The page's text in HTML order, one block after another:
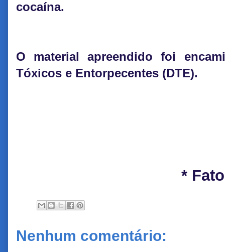
cocaína.
O material apreendido foi
Tóxicos e Entorpecentes (DTE).
*
Nenhum comentário: